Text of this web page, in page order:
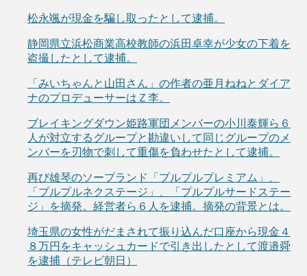
松永颯が現金を騙し取ったとして逮捕。
静岡県立浜松商業高校教師の浜田卓幸が少女の下着を
盗撮したとして逮捕。
「みいちゃんと山田さん」の作者の亜月ねねとダイア
ナのプロデューサーはＺ李。
ブレイキングダウン姫路軍団メンバーの小川泰輝ら６
人が対立するグループと勘違いして同じグループのメ
ンバーを刃物で刺して重傷を負わせたとして逮捕。
再び雄琴のソープランド「プルプルプレミアム」、
「プルプルネクステージ」、「プルプルサードステー
ジ」を摘発。経営者ら６人を逮捕。摘発の背景とは。
埼玉県の女性がだまされて振り込んだ口座から現金４
８万円をキャッシュカードで引き出したとして渡邉舜
を逮捕（テレビ朝日）